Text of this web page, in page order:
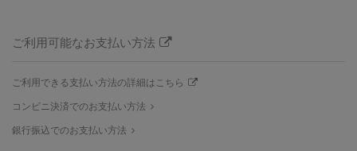
ご利用可能なお支払い方法
ご利用できる支払い方法の詳細はこちら
コンビニ決済でのお支払い方法
銀行振込でのお支払い方法